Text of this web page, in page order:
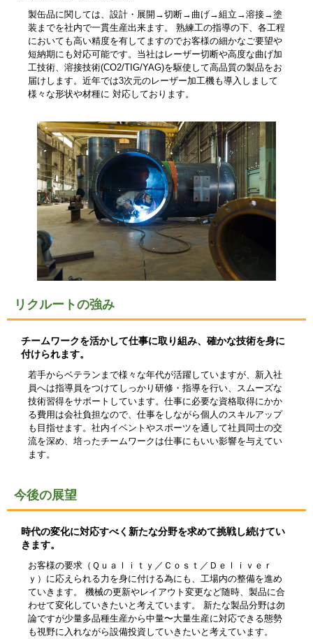
製缶品に関しては、設計・展開→切断→曲げ→組立→溶接→塗
装までを社内で一貫生産出来ます。 熟練工の指導の下、各工程
においても高い精度を有してますのでお客様の細かなご要望や
短納期にも対応可能です。当社はレーザー切断や高度な曲げ加
工技術、溶接技術(CO2/TIG/YAG)を駆使して高品質の製品をお
届けします。近年では3次元のレーザー加工機も導入しまして
様々な形状や材種に 対応しております。
リクルートの強み
チームワークを活かして仕事に取り組み、確かな技術を身に
付けられます。
若手からベテランまで様々な年代が活躍していますが、新入社
員へは指導員をつけてしっかり研修・指導を行い、スムーズな
技術習得をサポートしています。仕事に必要な資格取得にかか
る費用は会社負担なので、仕事をしながら個人のスキルアップ
も目指せます。社内イベントやスポーツを通して社員同士の交
流を深め、培ったチームワークは仕事にもいい影響を与えてい
ます。
今後の展望
時代の変化に対応すべく新たな分野を求めて挑戦し続けてい
きます。
お客様の要求（Ｑｕａｌｉｔｙ／Ｃｏｓｔ／Ｄｅｌｉｖｅｒ
ｙ）に応えられる力を身に付ける為にも、工場内の整備を進め
ていきます。 機械の更新やレイアウト変更など随時、製品に合
わせて変化していきたいと考えています。 新たな製品分野は勿
論ですが少量多品種生産から中量〜大量生産に対応できる態勢
も視野に入れながら設備投資していきたいと考えています。